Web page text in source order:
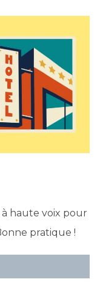
à haute voix pour
pratique !